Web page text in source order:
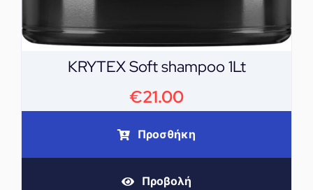
KRYTEX Soft shampoo 1Lt
€21.00
Προσθήκη
Προβολή